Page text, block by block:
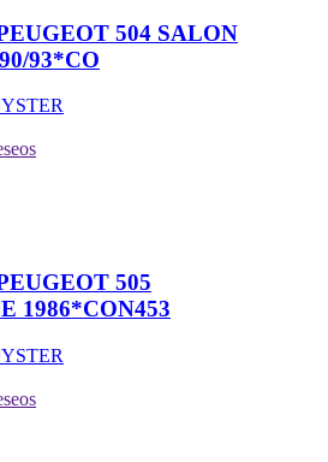
504 SALON
93*CO
505
1986*CON453